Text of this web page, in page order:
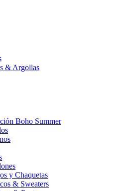
& Argollas
Boho Summer
y Chaquetas
& Sweaters